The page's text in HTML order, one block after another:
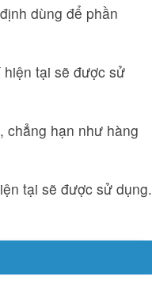
dùng để phần
tại sẽ được sử
chẳng hạn như hàng
tại sẽ được sử dụng.